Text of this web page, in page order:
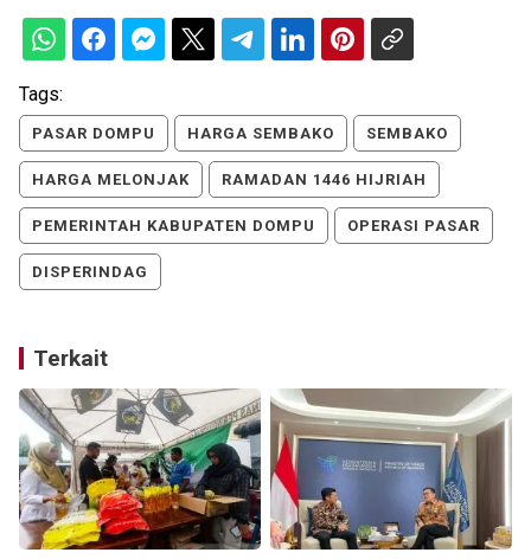
Tags:
PASAR DOMPU HARGA SEMBAKO SEMBAKO
HARGA MELONJAK RAMADAN 1446 HIJRIAH
PEMERINTAH KABUPATEN DOMPU OPERASI PASAR
DISPERINDAG
Terkait